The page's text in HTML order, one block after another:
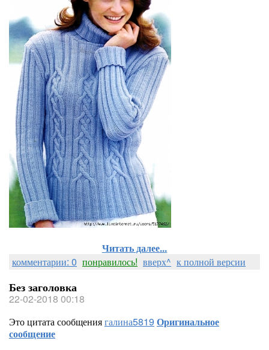
Читать далее...
комментарии: 0 понравилось! вверх^ к полной версии
Без заголовка
22-02-2018 00:18
Это цитата сообщениягалина5819 Оригинальное
сообщение